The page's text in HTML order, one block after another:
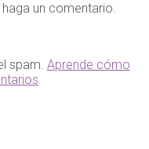
un comentario.
spam. Aprende cómo